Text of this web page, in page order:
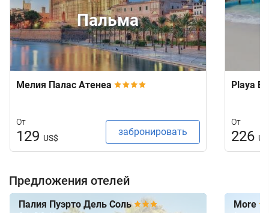
Пальма
Мелия Палас Атенеа
От
129 US$
забронировать
Playa
От
226
Предложения отелей
Палия Пуэрто Дель Соль More